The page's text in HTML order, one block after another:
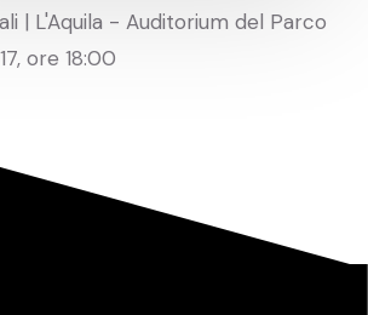
| L'Aquila - Auditorium del Parco
ore 18:00